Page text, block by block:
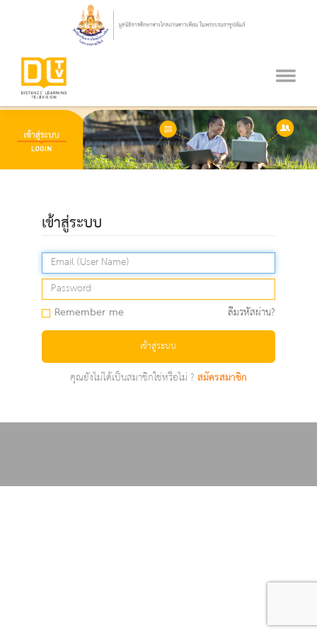
เข้าสู่ระบบ
Remember me ลืมรหัสผ่าน?
เข้าสู่ระบบ
คุณยังไม่ได้เป็นสมาชิกใช่หรือไม่ ?สมัครสมาชิก